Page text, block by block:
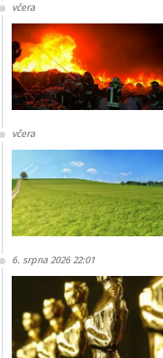
včera
včera
6. srpna 2026 22:01